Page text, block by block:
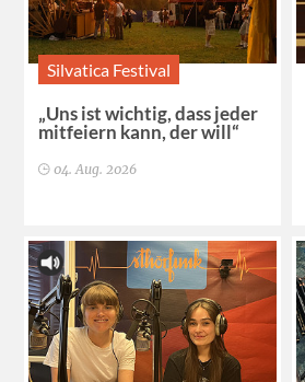
Silvatica Festival
„Uns ist wichtig, dass jeder
mitfeiern kann, der will“
04. Aug. 2026